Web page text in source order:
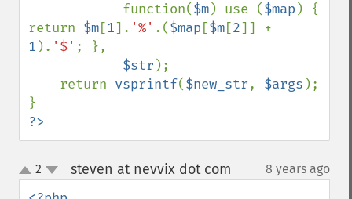
            function(
$m) use ($map ) {
return $m[1]. '%' .($map [$m[2
1 ). '$' ; },
$str );
    return
vsprintf($new_str, $args );
?>
up
down
2 steven at nevvix dot com 8 years ago